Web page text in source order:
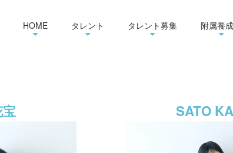
HOME タレント タレント募集 附属養
SATO